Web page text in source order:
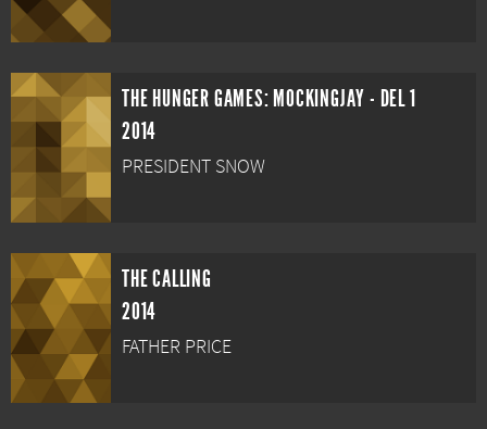
THE HUNGER GAMES: MOCKINGJAY - DEL 1
2014
PRESIDENT SNOW
THE CALLING
2014
FATHER PRICE